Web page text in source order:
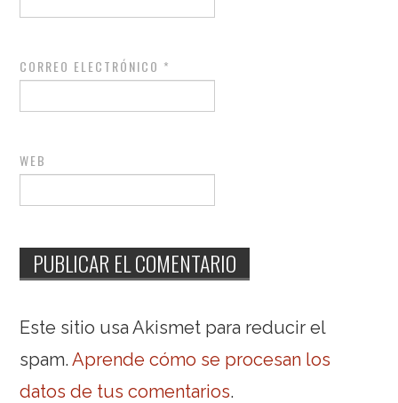
CORREO ELECTRÓNICO *
WEB
Este sitio usa Akismet para reducir el
spam.Aprende cómo se procesan los
datos de tus comentarios.